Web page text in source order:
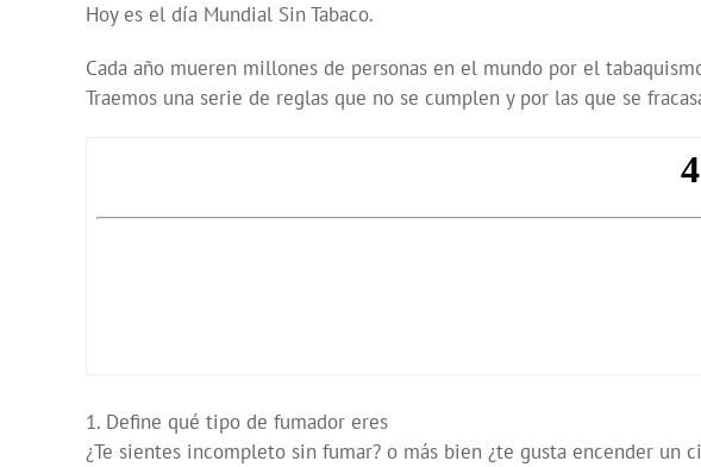
Hoy es el día Mundial Sin Tabaco.
Cada año mueren millones de personas en el mundo por el
Traemos una serie de reglas que no se cumplen y por las que se
1. Define qué tipo de fumador eres
¿Te sientes incompleto sin fumar? o más bien ¿te gusta encender un